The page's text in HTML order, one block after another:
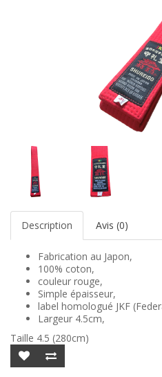
Description Avis (0)
Fabrication au Japon,
100% coton,
couleur rouge,
Simple épaisseur,
label homologué JKF
Largeur 4.5cm,
Taille 4.5 (280cm)